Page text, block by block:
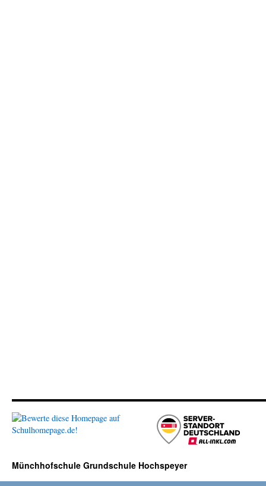
Münchhofschule Grundschule Hochspeyer